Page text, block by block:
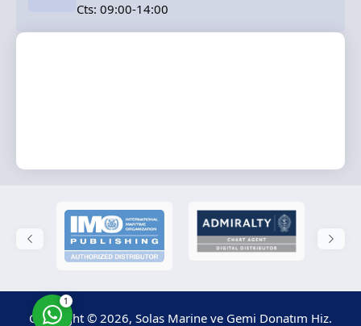
Cts: 09:00-14:00
Copyright © 2026, Solas Marine ve Gemi Donatım Hiz.
Cevap Yaz
1